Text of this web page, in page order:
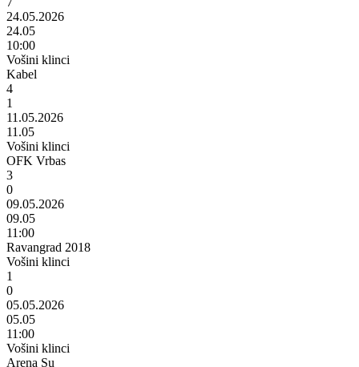
24.05.2026
24.05
10:00
Vošini klinci
Kabel
4
1
11.05.2026
11.05
Vošini klinci
OFK Vrbas
3
0
09.05.2026
09.05
11:00
Ravangrad 2018
Vošini klinci
1
0
05.05.2026
05.05
11:00
Vošini klinci
Arena Su